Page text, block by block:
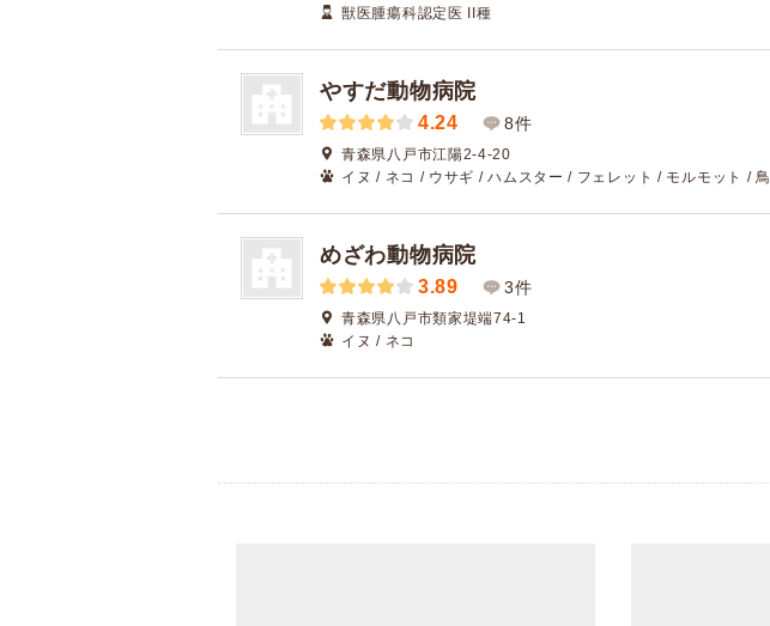
獣医腫瘍科認定医 II種
やすだ動物病院
4.24 8件
青森県八戸市江陽2-4-20
イヌ / ネコ / ウサギ / ハムスター / フェレット / モルモット / 鳥
めざわ動物病院
3.89 3件
青森県八戸市類家堤端74-1
イヌ / ネコ